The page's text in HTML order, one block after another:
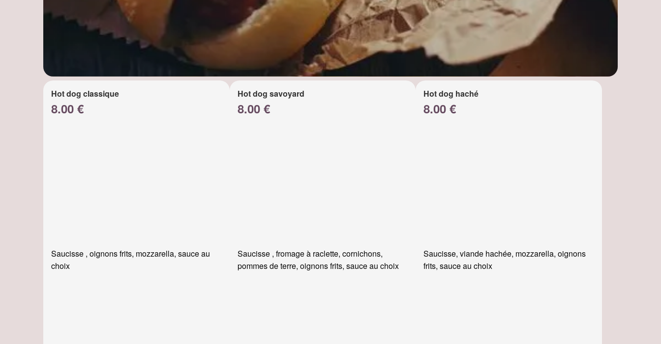
Hot dog classique
8.00 €
Saucisse , oignons frits, mozzarella, sauce au
choix
Hot dog savoyard
8.00 €
Saucisse , fromage à raclette, cornichons,
pommes de terre, oignons frits, sauce au choix
Hot dog haché
8.00 €
Saucisse, viande hachée, mozzarella, oignons
frits, sauce au choix